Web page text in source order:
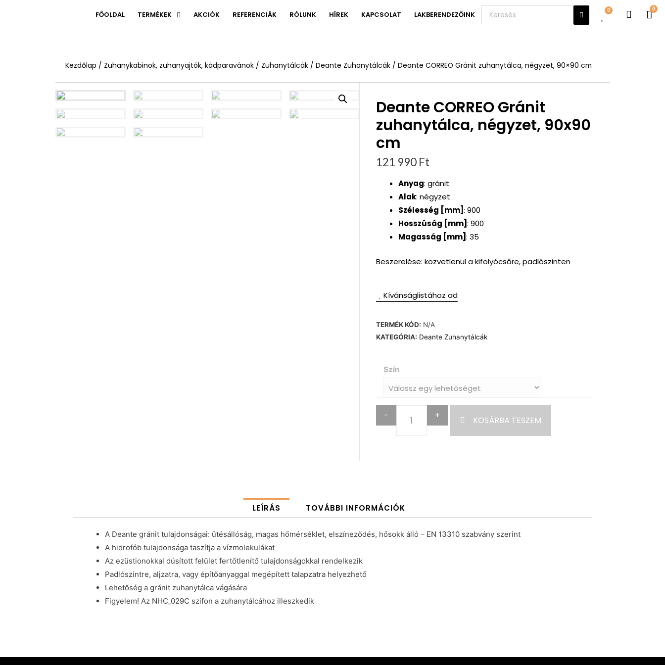
FŐOLDAL TERMÉKEK AKCIÓK REFERENCIÁK RÓLUNK HÍREK KAPCSOLAT LAKBERENDEZŐINK 0
Kezdőlap / Zuhanykabinok, zuhanyajtók, kádparavánok / Zuhanytálcák / Deante Zuhanytálcák / Deante CORREO Gránit zuhanytálca, négyzet, 90×90 cm
Deante CORREO Gránit
zuhanytálca, négyzet, 90x90
cm
121 990 Ft
Anyag: gránit
Alak: négyzet
Szélesség [mm]: 900
Hosszúság [mm]: 900
Magasság [mm]: 35
Beszerelése: közvetlenül a kifolyócsőre, padlószinten
Kívánságlistához ad
TERMÉK KÓD: N/A
KATEGÓRIA: Deante Zuhanytálcák
Szín
- + KOSÁRBA TESZEM
LEÍRÁS TOVÁBBI INFORMÁCIÓK
A Deante gránit tulajdonságai: ütésállóság, magas hőmérséklet, elszíneződés, hősokk álló – EN 13310 szabvány szerint
A hidrofób tulajdonsága taszítja a vízmolekulákat
Az ezüstionokkal dúsított felület fertőtlenítő tulajdonságokkal rendelkezik
Padlószintre, aljzatra, vagy építőanyaggal megépített talapzatra helyezhető
Lehetőség a gránit zuhanytálca vágására
Figyelem! Az NHC_029C szifon a zuhanytálcához illeszkedik